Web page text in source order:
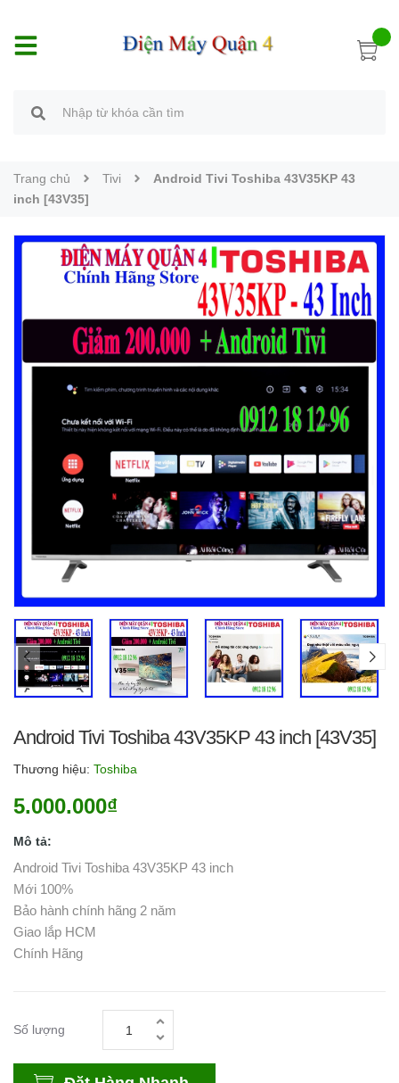
Trang chủ Tivi
Android Tivi Toshiba 43V35KP 43
inch [43V35]
Android Tivi Toshiba 43V35KP 43 inch [43V35]
Thương hiệu: Toshiba
5.000.000₫
Mô tả:
Android Tivi Toshiba 43V35KP 43 inch
Mới 100%
Bảo hành chính hãng 2 năm
Giao lắp HCM
Chính Hãng
Số lượng